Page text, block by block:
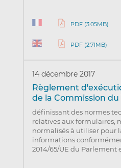
PDF (3.05MB)
PDF (2.71MB)
14 décembre 2017
Règlement
de la Commission du
définissant des normes
relatives aux formulaires,
normalisés à utiliser pour
informations
2014/65/UE du Parlement